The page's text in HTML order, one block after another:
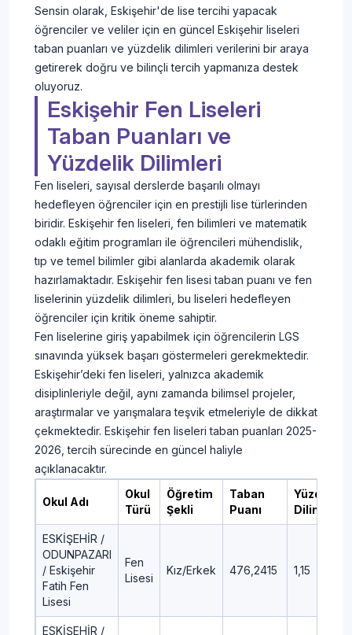
Sensin olarak, Eskişehir'de lise tercihi yapacak
öğrenciler ve veliler için en güncel Eskişehir liseleri
taban puanları ve yüzdelik dilimleri verilerini bir araya
getirerek doğru ve bilinçli tercih yapmanıza destek
oluyoruz.
Eskişehir Fen Liseleri
Taban Puanları ve
Yüzdelik Dilimleri
Fen liseleri, sayısal derslerde başarılı olmayı
hedefleyen öğrenciler için en prestijli lise türlerinden
biridir. Eskişehir fen liseleri, fen bilimleri ve matematik
odaklı eğitim programları ile öğrencileri mühendislik,
tıp ve temel bilimler gibi alanlarda akademik olarak
hazırlamaktadır. Eskişehir fen lisesi taban puanı ve fen
liselerinin yüzdelik dilimleri, bu liseleri hedefleyen
öğrenciler için kritik öneme sahiptir.
Fen liselerine giriş yapabilmek için öğrencilerin LGS
sınavında yüksek başarı göstermeleri gerekmektedir.
Eskişehir’deki fen liseleri, yalnızca akademik
disiplinleriyle değil, aynı zamanda bilimsel projeler,
araştırmalar ve yarışmalara teşvik etmeleriyle de dikkat
çekmektedir. Eskişehir fen liseleri taban puanları 2025-
2026, tercih sürecinde en güncel haliyle
açıklanacaktır.
Okul Adı
Okul
Türü
Öğretim
Şekli
Taban
Puanı
Yüzdelik
Dilim
ESKİŞEHİR /
ODUNPAZARI
/ Eskişehir
Fatih Fen
Lisesi
Fen
Lisesi
Kız/Erkek 476,2415 1,15
ESKİŞEHİR /